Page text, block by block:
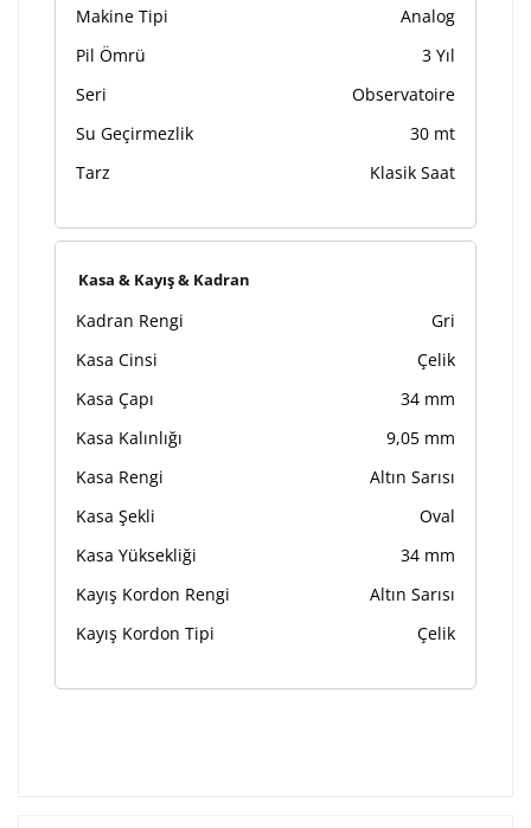
Makine Tipi
Analog
Pil Ömrü
3 Yıl
Seri
Observatoire
Su Geçirmezlik
30 mt
Tarz
Klasik Saat
Kasa & Kayış & Kadran
Kadran Rengi
Gri
Kasa Cinsi
Çelik
Kasa Çapı
34 mm
Kasa Kalınlığı
9,05 mm
Kasa Rengi
Altın Sarısı
Kasa Şekli
Oval
Kasa Yüksekliği
34 mm
Kayış Kordon Rengi
Altın Sarısı
Kayış Kordon Tipi
Çelik